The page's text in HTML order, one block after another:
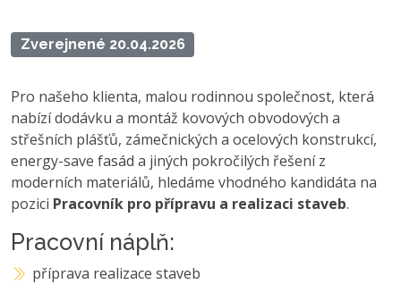
Zverejnené 20.04.2026
Pro našeho klienta, malou rodinnou společnost, která
nabízí dodávku a montáž kovových obvodových a
střešních plášťů, zámečnických a ocelových konstrukcí,
energy-save fasád a jiných pokročilých řešení z
moderních materiálů, hledáme vhodného kandidáta na
pozici Pracovník pro přípravu a realizaci staveb.
Pracovní náplň:
příprava realizace staveb